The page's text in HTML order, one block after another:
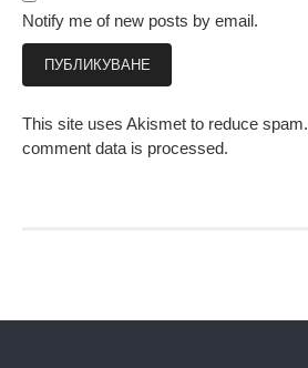
Notify me of new posts by email.
This site uses Akismet to reduce spam.
comment data is processed.